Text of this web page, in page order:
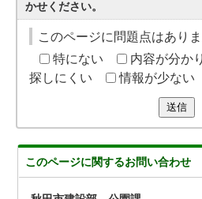
かせください。
このページに問題点はあり
特にない
内容が分か
探しにくい
情報が少ない
送信
このページに関するお問い合わせ